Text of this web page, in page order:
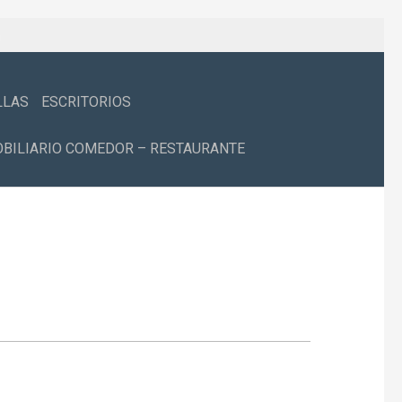
ESCRITORIOS
COMEDOR – RESTAURANTE